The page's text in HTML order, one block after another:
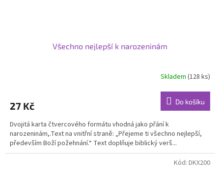
Všechno nejlepší k narozeninám
Skladem (128 ks)
27 Kč Do košíku
Dvojitá karta čtvercového formátu vhodná jako přání k
narozeninám,.Text na vnitřní straně: „Přejeme ti všechno nejlepší,
především Boží požehnání.“ Text doplňuje biblický verš...
Kód: DKX200